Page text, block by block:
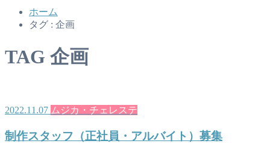
ホーム
タグ : 企画
TAG 企画
2022.11.07 ムジカ・チェレステ
制作スタッフ（正社員・アルバイト）募集